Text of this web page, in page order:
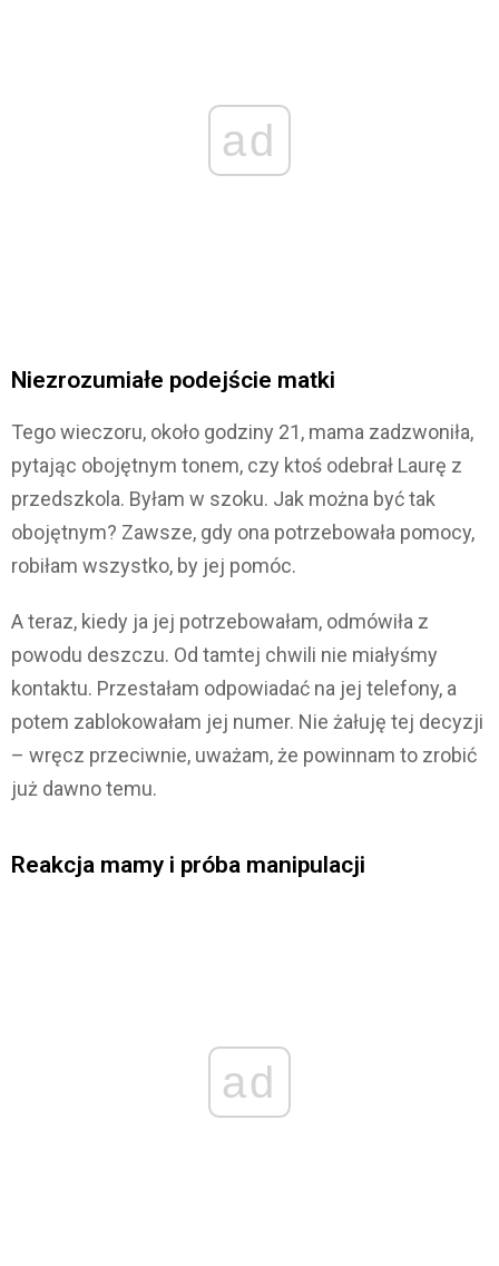
ad
Niezrozumiałe podejście matki
Tego wieczoru, około godziny 21, mama zadzwoniła,
pytając obojętnym tonem, czy ktoś odebrał Laurę z
przedszkola. Byłam w szoku. Jak można być tak
obojętnym? Zawsze, gdy ona potrzebowała pomocy,
robiłam wszystko, by jej pomóc.
A teraz, kiedy ja jej potrzebowałam, odmówiła z
powodu deszczu. Od tamtej chwili nie miałyśmy
kontaktu. Przestałam odpowiadać na jej telefony, a
potem zablokowałam jej numer. Nie żałuję tej decyzji
– wręcz przeciwnie, uważam, że powinnam to zrobić
już dawno temu.
Reakcja mamy i próba manipulacji
ad